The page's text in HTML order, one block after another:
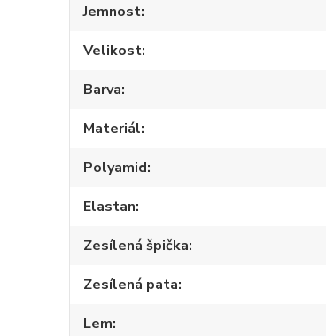
Jemnost
Velikost
Barva
Materiál
Polyamid
Elastan
Zesílená špička
Zesílená pata
Lem